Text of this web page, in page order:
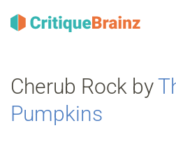
Cherub Rock by
Pumpkins